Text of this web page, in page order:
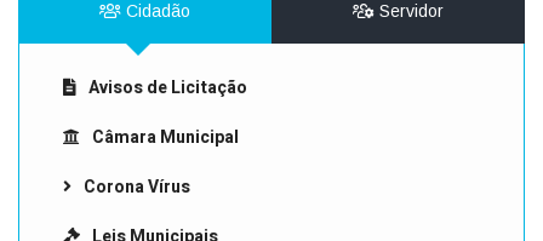
Cidadão Servidor
Avisos de Licitação
Câmara Municipal
Corona Vírus